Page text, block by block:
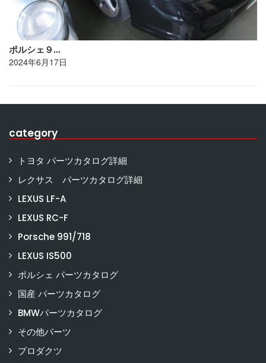
ポルシェ９…
2024年6月17日
category
トヨタ パーツカタログ詳細
レクサス パーツカタログ詳細
LEXUS LF-A
LEXUS RC-F
Porsche 991/718
LEXUS IS500
ポルシェ パーツカタログ
国産 パーツカタログ
BMWパーツカタログ
その他パーツ
プロダクツ